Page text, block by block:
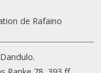
de Rafaino